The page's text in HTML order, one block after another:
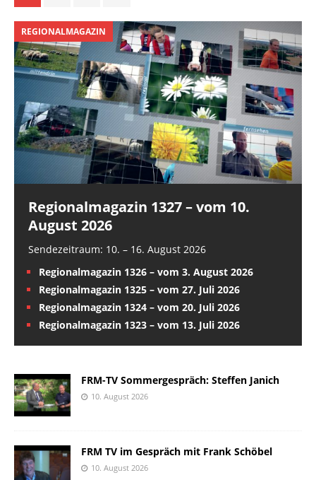
REGIONALMAGAZIN
Regionalmagazin 1327 – vom 10.
August 2026
Sendezeitraum: 10. – 16. August 2026
Regionalmagazin 1326 – vom 3. August 2026
Regionalmagazin 1325 – vom 27. Juli 2026
Regionalmagazin 1324 – vom 20. Juli 2026
Regionalmagazin 1323 – vom 13. Juli 2026
FRM-TV Sommergespräch: Steffen Janich
10. August 2026
FRM TV im Gespräch mit Frank Schöbel
10. August 2026